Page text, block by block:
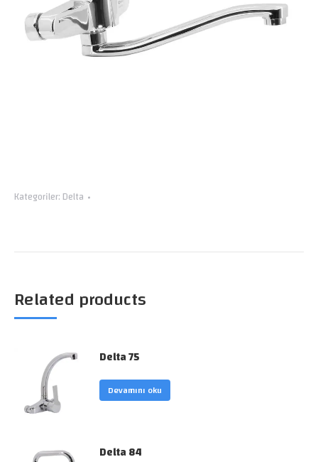
Kategoriler: Delta
Related products
Delta 75
Devamını oku
Delta 84